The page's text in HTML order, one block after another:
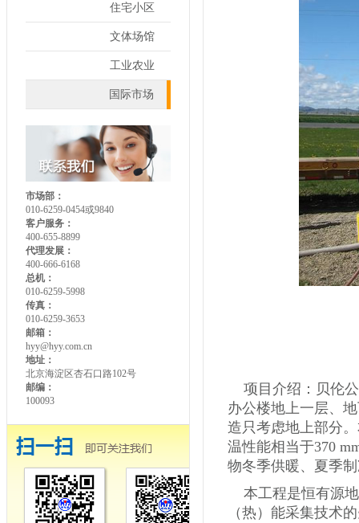
住宅小区
文体场馆
工业农业
国际市场
市场部：
010-6259-0454或9840
客户服务：
400-655-8899
代理发展：
400-666-6168
总机：
010-6259-5998
传真：
010-6259-3653
邮箱：
hyy@hyy.com.cn
地址：
北京海淀区杏石口路102号
邮编：
100093
项目介绍：贝伦公
办公楼地上一层、
造只考虑地上部分
温性能相当于370
物冬季供暖、夏季
本工程是恒有源地
（热）能采集技术